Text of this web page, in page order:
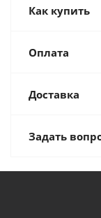
Как купить
Оплата
Доставка
Задать